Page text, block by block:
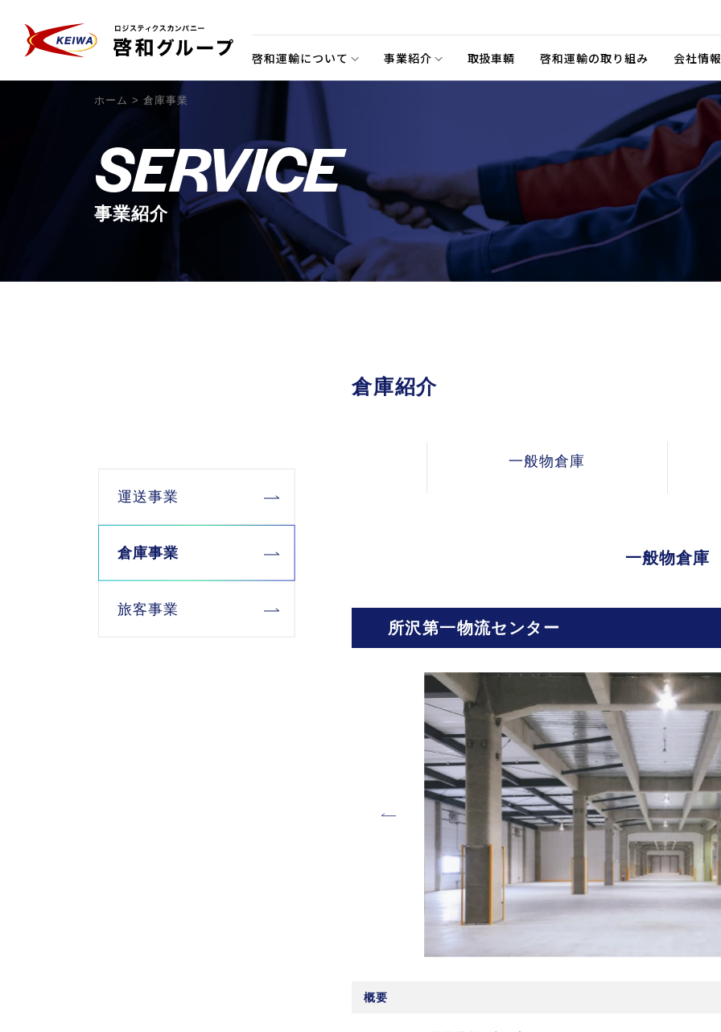
啓和運輸について 事業紹介 取扱車輌 啓和運輸の取り組み 会社情報
ホーム > 倉庫事業
SERVICE
事業紹介
運送事業
倉庫事業
旅客事業
倉庫紹介
一般物倉庫
一般物倉庫
所沢第一物流センター
概要